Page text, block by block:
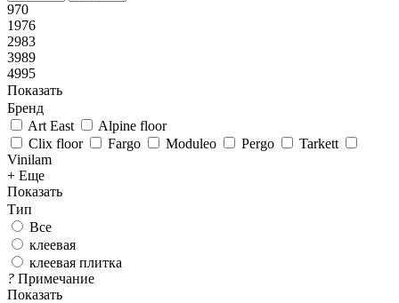
970
1976
2983
3989
4995
Показать
Бренд
Art East
Alpine floor
Clix floor
Fargo Moduleo Pergo
Tarkett
Vinilam
+ Еще
Показать
Тип
Все
клеевая
клеевая плитка
? Примечание
Показать